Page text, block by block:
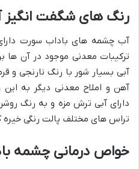
رنگ های شگفت انگیز
آب چشمه های باداب سورت
ترکیبات معدنی موجود در آن ها
آبی بسیار شور با رنگ نارنجی و
آهن و املاح معدنی دیگر به
دارای آبی ترش مزه و به رنگ
تراس های مختلف پالت رنگی خیره
خواص درمانی چشمه